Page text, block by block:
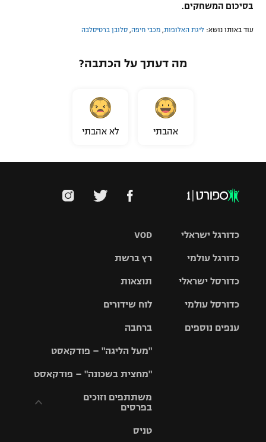
בסיכום המשחקים.
עוד באותו נושא: ליגת האלופות מכבי חיפה סלובן ברטיסלבה
מה דעתך על הכתבה?
אהבתי לא אהבתי
VOD
רץ ברשת
תוצאות
לוח שידורים
ברחבה
"מעל הליגה" – פודקאסט
"מחצית בשכונה" – פודקאסט
משתתפים וזוכים
בפרסים
טניס
כדורגל ישראלי
גביע הטוטו
כדורגל עולמי
האלופות
ליגה
כדורסל ישראלי
סל
כדורסל עולמי
ענפים נוספים